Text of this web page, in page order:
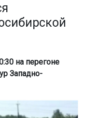
на перегоне
Западно-